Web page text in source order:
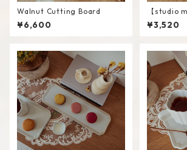
Walnut Cutting Board
¥6,600
【studio
l plate / L
¥3,520